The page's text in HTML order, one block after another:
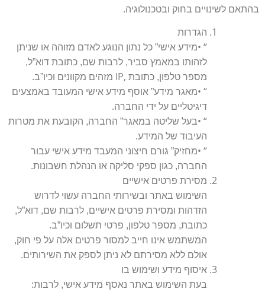
בהתאם לשינויים בחוק ובטכנולוגיה.
הגדרות
• “מידע אישי” כל נתון הנוגע לאדם מזוהה או שניתן
לזהותו במאמץ סביר, לרבות שם, כתובת דוא”ל,
מספר טלפון, כתובת IP, מזהים מקוונים וכיו”ב.
• “מאגר מידע” אוסף מידע אישי המעובד באמצעים
דיגיטליים על ידי החברה.
• “בעל שליטה במאגר” החברה, הקובעת את מטרות
העיבוד של המידע.
• “מחזיק” גורם חיצוני המעבד מידע אישי עבור
החברה, כגון ספקי סליקה או הנהלת חשבונות.
מסירת פרטים אישיים
השימוש באתר ובשירותי החברה עשוי לדרוש
הזדהות ומסירת פרטים אישיים, לרבות שם, דוא”ל,
כתובת, מספר טלפון, פרטי תשלום וכיו”ב.
המשתמש אינו חייב למסור פרטים אלה על פי חוק,
אולם ללא מסירתם לא ניתן לספק את השירותים.
איסוף מידע ושימוש בו
בעת השימוש באתר נאסף מידע אישי, לרבות: